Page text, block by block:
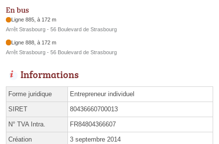
En bus
Ligne 885, à 172 m
Arrêt Strasbourg - 56 Boulevard de Strasbourg
Ligne 888, à 172 m
Arrêt Strasbourg - 56 Boulevard de Strasbourg
Informations
Forme juridique Entrepreneur individuel
SIRET 80436660700013
N° TVA Intra. FR84804366607
Création 3 septembre 2014